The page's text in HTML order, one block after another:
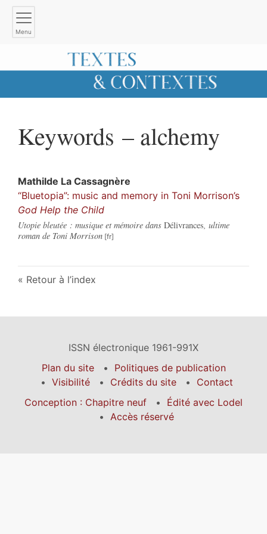
Menu
Keywords – alchemy
Mathilde La Cassagnère
“Bluetopia”: music and memory in Toni Morrison’s
God Help the Child
Utopie bleutée : musique et mémoire dans Délivrances , ultime
roman de Toni Morrison
Retour à l’index
ISSN électronique 1961-991X
Plan du site
Politiques de publication
Visibilité
Crédits du site
Contact
Conception : Chapitre neuf
Édité avec Lodel
Accès réservé